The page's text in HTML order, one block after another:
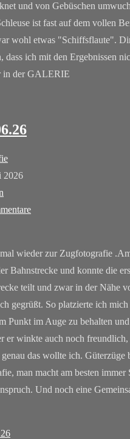
und von Gebüschen
ist fast auf dem vollen
wohl etwas "Schiffsflaute".
dass ich mit den Ergebnissen
in der GALERIE
2026
wieder zur Zugfotografie
Bahnstrecke und konnte die
teilt und zwar in der Nähe
gegrüßt. So platzierte ich
Punkt im Auge zu behalten
er winkte auch noch
das wollte ich.
man macht am besten
Und noch eine